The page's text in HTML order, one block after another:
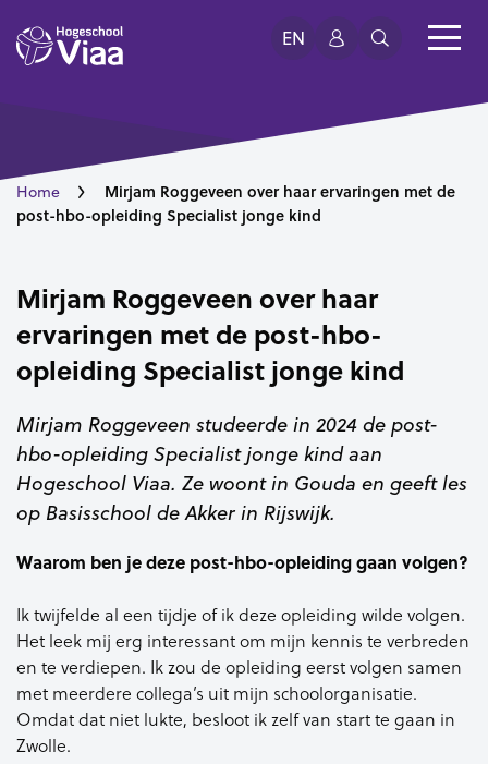
EN
Home
Mirjam Roggeveen over haar ervaringen met de
post-hbo-opleiding Specialist jonge kind
Mirjam Roggeveen over haar
ervaringen met de post-hbo-
opleiding Specialist jonge kind
Mirjam Roggeveen studeerde in 2024 de post-
hbo-opleiding Specialist jonge kind aan
Hogeschool Viaa. Ze woont in Gouda en geeft les
op Basisschool de Akker in Rijswijk.
Waarom ben je deze post-hbo-opleiding gaan volgen?
Ik twijfelde al een tijdje of ik deze opleiding wilde volgen.
Het leek mij erg interessant om mijn kennis te verbreden
en te verdiepen. Ik zou de opleiding eerst volgen samen
met meerdere collega’s uit mijn schoolorganisatie.
Omdat dat niet lukte, besloot ik zelf van start te gaan in
Zwolle.